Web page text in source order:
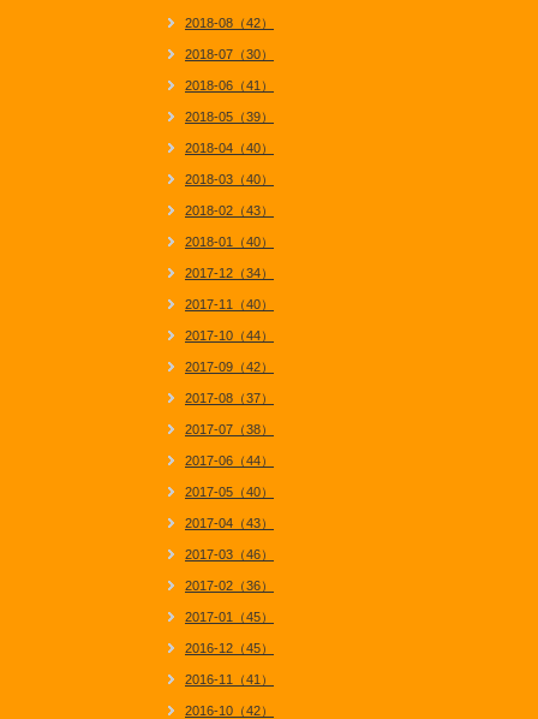
2018-08（42）
2018-07（30）
2018-06（41）
2018-05（39）
2018-04（40）
2018-03（40）
2018-02（43）
2018-01（40）
2017-12（34）
2017-11（40）
2017-10（44）
2017-09（42）
2017-08（37）
2017-07（38）
2017-06（44）
2017-05（40）
2017-04（43）
2017-03（46）
2017-02（36）
2017-01（45）
2016-12（45）
2016-11（41）
2016-10（42）